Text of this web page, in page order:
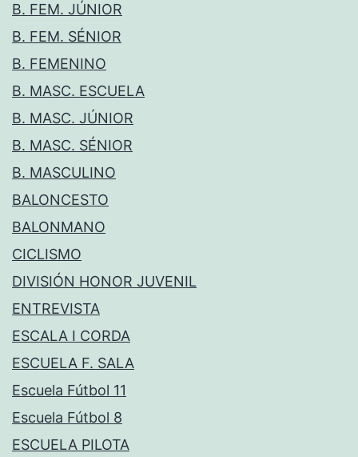
B. FEM. JÚNIOR
B. FEM. SÉNIOR
B. FEMENINO
B. MASC. ESCUELA
B. MASC. JÚNIOR
B. MASC. SÉNIOR
B. MASCULINO
BALONCESTO
BALONMANO
CICLISMO
DIVISIÓN HONOR JUVENIL
ENTREVISTA
ESCALA I CORDA
ESCUELA F. SALA
Escuela Fútbol 11
Escuela Fútbol 8
ESCUELA PILOTA